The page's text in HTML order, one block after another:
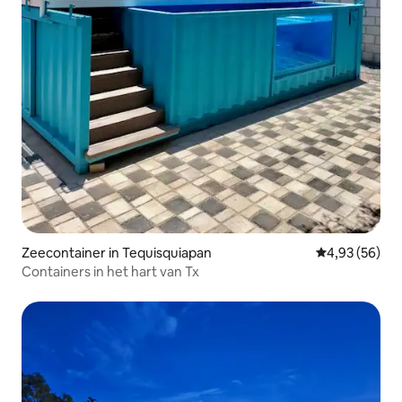
Zeecontainer in Tequisquiapan Gemiddelde
4,93 (56)
Containers in het hart van Tx